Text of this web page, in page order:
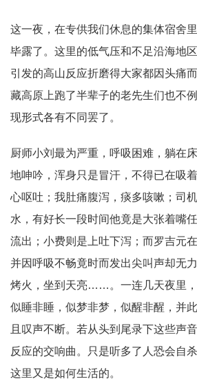
这一夜，在专供我们休息的集体宿舍
毕露了。这里的低气压和不足沿海地
引发的高山反应折磨得大家都因头痛
藏高原上跑了半辈子的老先生们也不
现形式各有不同罢了。
厨师小刘最为严重，呼吸困难，躺在
地呻吟，浑身只是冒汗，不得已在吸
心呕吐；我肚痛腹泻，痰多咳嗽；司
水，有好长一段时间他竟是大张着嘴
流出；小费则是上吐下泻；而罗吉元
并因呼吸不畅竟时而发出尖叫声却无
烤火，坐到天亮……。一连几天夜里，
似睡非睡，似梦非梦，似醒非醒，并
且叹声不断。若从头到尾录下这些声
反应的交响曲。只是听多了人恐会自
这里又是如何生活的。